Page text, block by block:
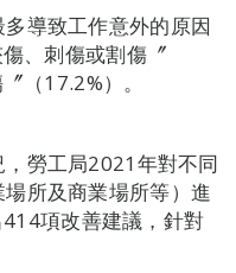
導致工作意外的原因
、刺傷或割傷〞
（17.2%）。
勞工局2021年對不同
所及商業場所等）進
項改善建議，針對